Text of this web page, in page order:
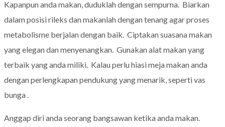
Kapanpun anda makan, duduklah dengan sempurna. Biarkan
dalam posisi rileks dan makanlah dengan tenang agar proses
metabolisme berjalan dengan baik. Ciptakan suasana makan
yang elegan dan menyenangkan. Gunakan alat makan yang
terbaik yang anda miliki. Kalau perlu hiasi meja makan anda
dengan perlengkapan pendukung yang menarik, seperti vas
bunga .
Anggap diri anda seorang bangsawan ketika anda makan.